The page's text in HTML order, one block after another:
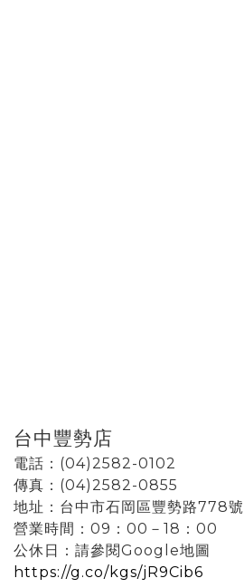
台中豐勢店
電話：(04)2582-0102
傳真：(04)2582-0855
地址：台中市石岡區豐勢路778號
營業時間：09：00－18：00
公休日：請參閱Google地圖
https://g.co/kgs/jR9Cib6